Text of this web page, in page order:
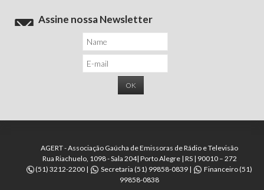
Assine nossa Newsletter
AGERT - Associação Gaúcha de Emissoras de Rádio e Televisão
Rua Riachuelo, 1098 - Sala 204| Porto Alegre | RS | 90010 – 272
(51) 3212-2200 |
Secretaria (51) 99858-0839 |
Financeiro (51)
99858-0838